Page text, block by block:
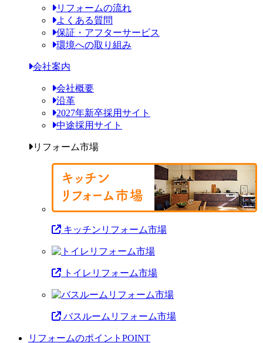
リフォームの流れ
よくある質問
保証・アフターサービス
環境への取り組み
会社案内
会社概要
沿革
2027年新卒採用サイト
中途採用サイト
リフォーム市場
キッチンリフォーム市場
トイレリフォーム市場
バスルームリフォーム市場
リフォームのポイント POINT